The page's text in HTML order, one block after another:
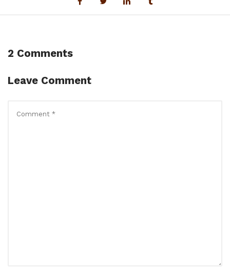
2 Comments
Leave Comment